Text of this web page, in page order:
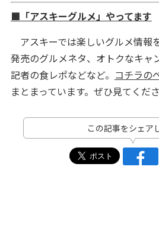
■「アスキーグルメ」やってます
アスキーでは楽しいグルメ情報
発売のグルメネタ、オトクなキャ
記者の食レポなどなど。 コチラの
まとまっています。ぜひ見てくだ
この記事をシェア